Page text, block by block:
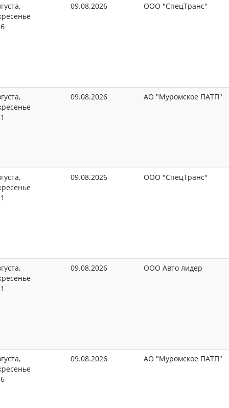
09.08.2026 ООО "СпецТранс"
09.08.2026 АО "Муромское ПАТП"
09.08.2026 ООО "СпецТранс"
09.08.2026 ООО Авто лидер
09.08.2026 АО "Муромское ПАТП"